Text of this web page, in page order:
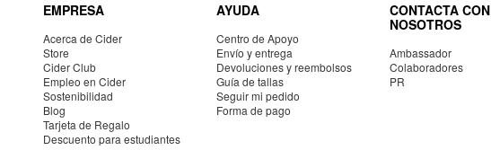
EMPRESA
Acerca de Cider
Store
Cider Club
Empleo en Cider
Sostenibilidad
Blog
Tarjeta de Regalo
Descuento para estudiantes
AYUDA
Centro de Apoyo
Envío y entrega
Devoluciones y reembolsos
Guía de tallas
Seguir mi pedido
Forma de pago
CONTACTA CON
NOSOTROS
Ambassador
Colaboradores
PR